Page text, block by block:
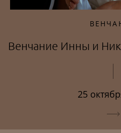
Венчание Инны и
25